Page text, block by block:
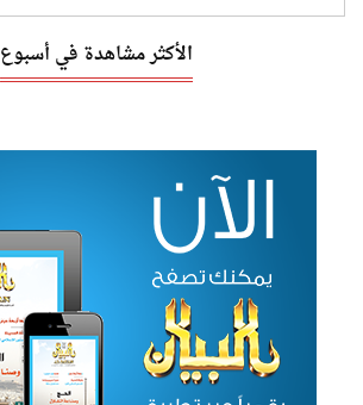
الأكثر مشاهدة في أسبوع